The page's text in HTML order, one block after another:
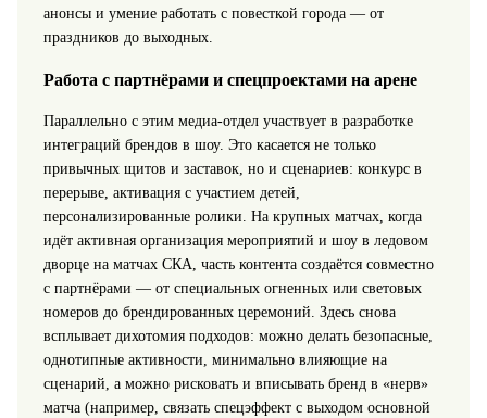
анонсы и умение работать с повесткой города — от
праздников до выходных.
Работа с партнёрами и спецпроектами на арене
Параллельно с этим медиа-отдел участвует в разработке
интеграций брендов в шоу. Это касается не только
привычных щитов и заставок, но и сценариев: конкурс в
перерыве, активация с участием детей,
персонализированные ролики. На крупных матчах, когда
идёт активная организация мероприятий и шоу в ледовом
дворце на матчах СКА, часть контента создаётся совместно
с партнёрами — от специальных огненных или световых
номеров до брендированных церемоний. Здесь снова
всплывает дихотомия подходов: можно делать безопасные,
однотипные активности, минимально влияющие на
сценарий, а можно рисковать и вписывать бренд в «нерв»
матча (например, связать спецэффект с выходом основной